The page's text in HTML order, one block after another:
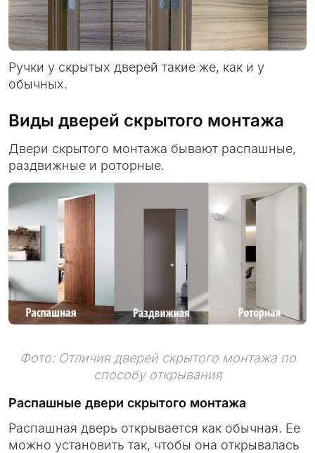
Ручки у скрытых дверей такие же, как и у
обычных.
Виды дверей скрытого монтажа
Двери скрытого монтажа бывают распашные,
раздвижные и роторные.
Фото: Отличия дверей скрытого монтажа по
способу открывания
Распашные двери скрытого монтажа
Распашная дверь открывается как обычная. Ее
можно установить так, чтобы она открывалась